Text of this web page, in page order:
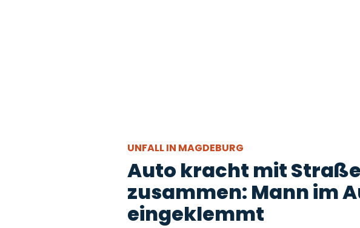
UNFALL IN MAGDEBURG
Auto kracht mit
zusammen: Mann im
eingeklemmt